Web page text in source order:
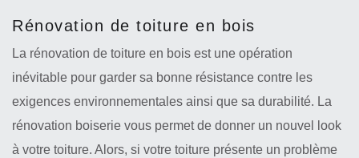
Rénovation de toiture en bois
La rénovation de toiture en bois est une opération
inévitable pour garder sa bonne résistance contre les
exigences environnementales ainsi que sa durabilité. La
rénovation boiserie vous permet de donner un nouvel look
à votre toiture. Alors, si votre toiture présente un problème